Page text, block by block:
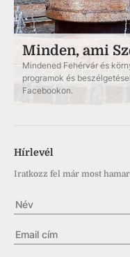
Minden, ami
Mindened Fehérvár és
programok és
Facebookon.
Hírlevél
Iratkozz fel már most